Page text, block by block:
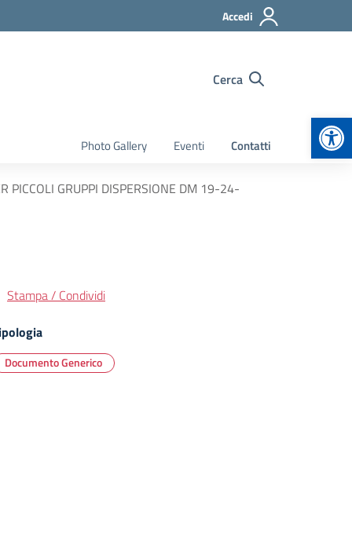
Accedi
Cerca
Photo Gallery Eventi Contatti
PICCOLI GRUPPI DISPERSIONE DM 19-24-
Stampa / Condividi
Documento Generico